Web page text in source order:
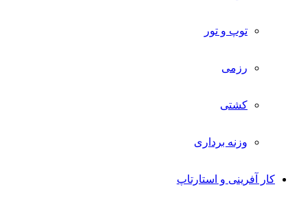
توپ و تور
رزمی
کشتی
وزنه برداری
کار آفرینی و استارتاپ